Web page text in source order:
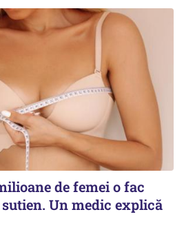
de femei o fac
Un medic explică